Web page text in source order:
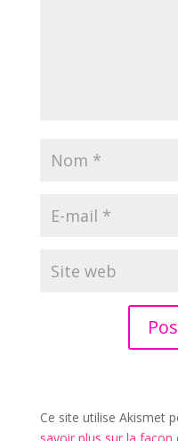
Ce site utilise Akismet